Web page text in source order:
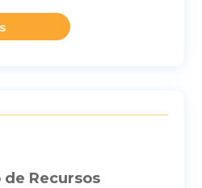
de Recursos